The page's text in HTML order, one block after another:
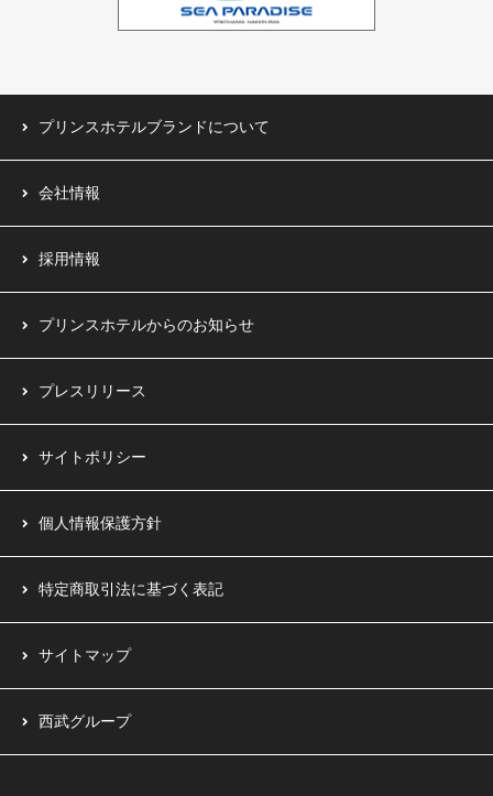
プリンスホテルブランドについて
会社情報
採用情報
プリンスホテルからのお知らせ
プレスリリース
サイトポリシー
個人情報保護方針
特定商取引法に基づく表記
サイトマップ
西武グループ